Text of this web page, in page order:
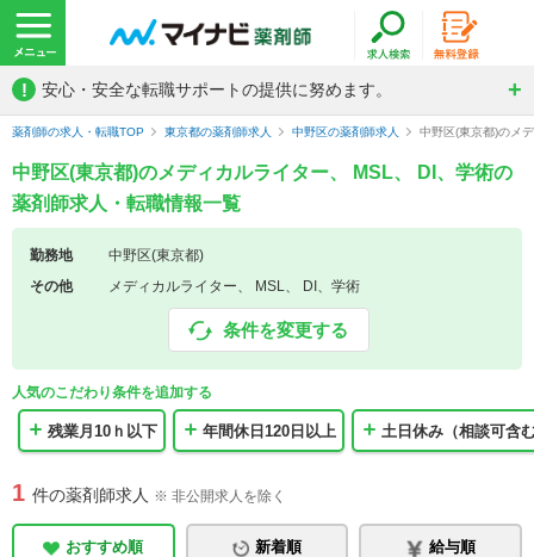
! 安心・安全な転職サポートの提供に努めます。
薬剤師の求人・転職TOP 東京都の薬剤師求人 中野区の薬剤師求人 中野区(東京都)のメ
中野区(東京都)のメディカルライター、 MSL、 DI、学術の
薬剤師求人・転職情報一覧
勤務地
中野区(東京都)
その他
メディカルライター、 MSL、 DI、学術
条件を変更する
人気のこだわり条件を追加する
残業月10ｈ以下 年間休日120日以上 土日休み（相談可含
1 件の薬剤師求人 ※ 非公開求人を除く
おすすめ順 新着順 給与順